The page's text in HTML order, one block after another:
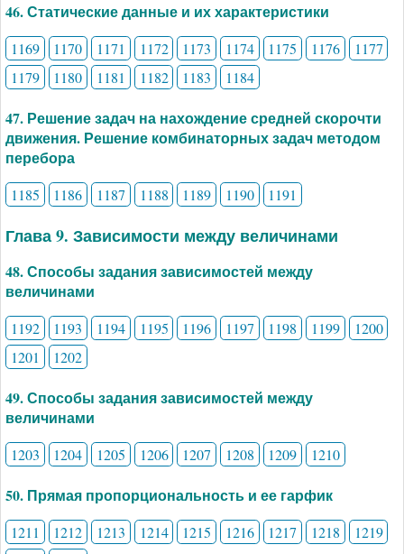
46. Статические данные и их характеристики
1169 1170 1171 1172 1173 1174 1175 1176
1177
1179
1180 1181 1182 1183 1184
47. Решение задач на нахождение средней скорочти
движения. Решение комбинаторных задач методом
перебора
1185 1186 1187 1188 1189 1190 1191
Глава 9. Зависимости между величинами
48. Способы задания зависимостей между
величинами
1192 1193 1194 1195 1196 1197 1198 1199
1200
1201
1202
49. Способы задания зависимостей между
величинами
1203 1204 1205 1206 1207 1208 1209 1210
50. Прямая пропорциональность и ее гарфик
1211 1212 1213 1214 1215 1216 1217 1218
1219